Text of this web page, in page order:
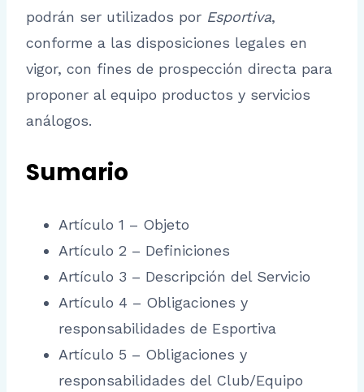
podrán ser utilizados por Esportiva,
conforme a las disposiciones legales en
vigor, con fines de prospección directa para
proponer al equipo productos y servicios
análogos.
Sumario
Artículo 1 – Objeto
Artículo 2 – Definiciones
Artículo 3 – Descripción del Servicio
Artículo 4 – Obligaciones y
responsabilidades de Esportiva
Artículo 5 – Obligaciones y
responsabilidades del Club/Equipo